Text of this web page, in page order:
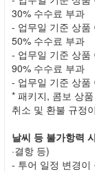
30% 수수료 부과
- 업무일 기준 상품
50% 수수료 부과
- 업무일 기준 상품
90% 수수료 부과
- 업무일 기준 상품
* 패키지, 콤보 상
취소 및 환불 규정
날씨 등 불가항력
·결항 등)
- 투어 일정 변경이